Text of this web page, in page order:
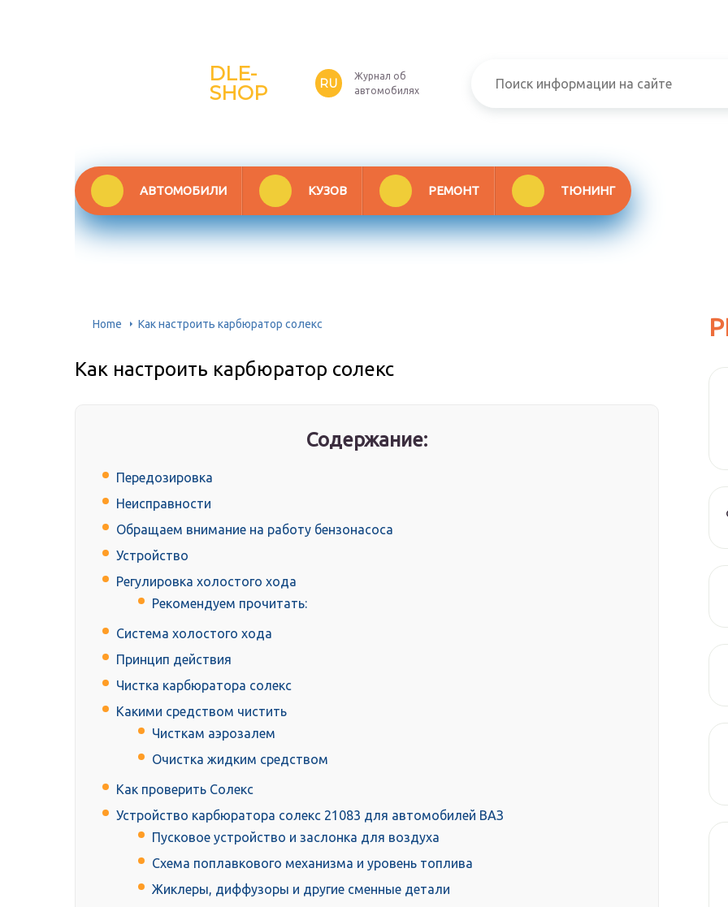
DLE-
SHOP
RU
Журнал об
автомобилях
АВТОМОБИЛИ КУЗОВ РЕМОНТ ТЮНИНГ
Home Как настроить карбюратор солекс
Как настроить карбюратор солекс
Содержание:
Передозировка
Неисправности
Обращаем внимание на работу бензонасоса
Устройство
Регулировка холостого хода
Рекомендуем прочитать:
Система холостого хода
Принцип действия
Чистка карбюратора солекс
Какими средством чистить
Чисткам аэрозалем
Очистка жидким средством
Как проверить Солекс
Устройство карбюратора солекс 21083 для автомобилей ВАЗ
Пусковое устройство и заслонка для воздуха
Схема поплавкового механизма и уровень топлива
Жиклеры, диффузоры и другие сменные детали